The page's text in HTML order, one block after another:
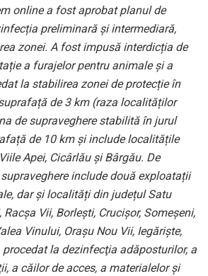
online a fost aprobat planul de
preliminară și intermediară,
zonei. A fost impusă interdicția de
a furajelor pentru animale și a
la stabilirea zonei de protecție în
de 3 km (raza localităților
de supraveghere stabilită în jurul
de 10 km și include localitățile
Apei, Cicârlău și Bârgău. De
include două exploatații
dar și localități din județul Satu
Vii, Borlești, Crucișor, Someșeni,
Vinului, Orașu Nou Vii, Iegăriște,
procedat la dezinfecţia adăposturilor, a
a căilor de acces, a materialelor şi